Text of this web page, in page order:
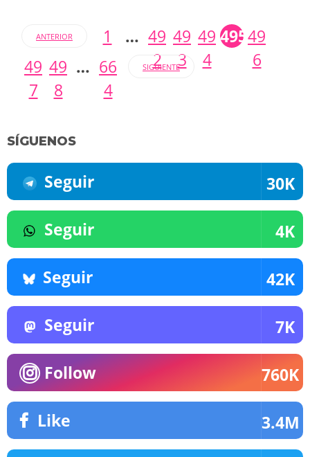
ANTERIOR 1 … 49
2
49
3
49
4
49549
6
49
7
49
8
… 66
4
SIGUIENTE
SÍGUENOS
Seguir 30K
Seguir 4K
Seguir 42K
Seguir 7K
Follow 760K
Like 3.4M